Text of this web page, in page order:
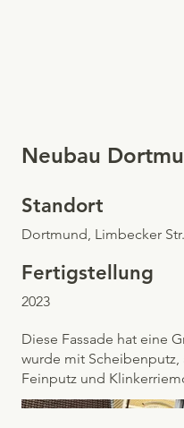
Neubau
Standort
Dortmund, Limbecker Str.
Fertigstellung
2023
Diese Fassade hat eine
wurde mit
Feinputz und